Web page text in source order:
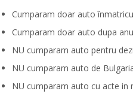
Cumparam doar auto
Cumparam doar auto dupa
NU cumparam auto pentru
NU cumparam auto de
NU cumparam auto cu acte in